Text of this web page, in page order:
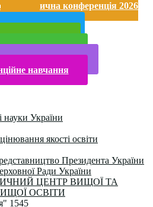
практична конференція 2026
навчання
науки України
якості освіти
Президента України
Ради України
ЦЕНТР ВИЩОЇ ТА
ОСВІТИ
1545